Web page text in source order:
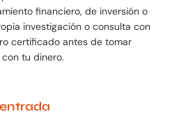
financiero, de inversión o
investigación o consulta con
certificado antes de tomar
tu dinero.